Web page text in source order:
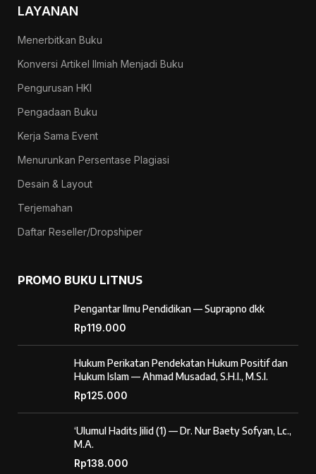
LAYANAN
Menerbitkan Buku
Konversi Artikel Ilmiah Menjadi Buku
Pengurusan HKI
Pengadaan Buku
Kerja Sama Event
Menurunkan Persentase Plagiasi
Desain & Layout
Terjemahan
Daftar Reseller/Dropshiper
PROMO BUKU LITNUS
Pengantar Ilmu Pendidikan — Suprapno dkk
Rp119.000
Hukum Perikatan Pendekatan Hukum Positif dan
Hukum Islam — Ahmad Musadad, S.H.I., M.S.I.
Rp125.000
‘Ulumul Hadits Jilid (1) — Dr. Nur Baety Sofyan, Lc.,
M.A.
Rp138.000